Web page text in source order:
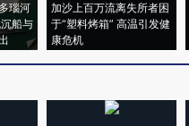
瑙河
船与
加沙上百万流离失所者困
于“塑料烤箱” 高温引发健
康危机